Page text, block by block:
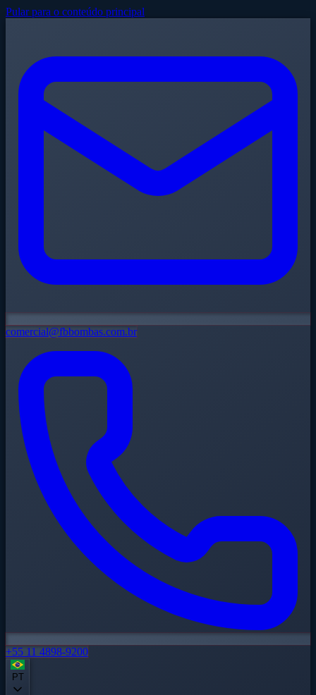
Pular para o conteúdo principal
comercial@fbbombas.com.br
+55 11 4898-9200
PT